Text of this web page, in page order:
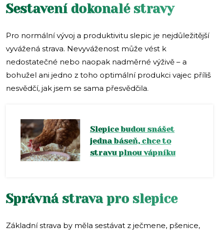
Sestavení dokonalé stravy
Pro normální vývoj a produktivitu slepic je nejdůležitější
vyvážená strava. Nevyváženost může vést k
nedostatečné nebo naopak nadměrné výživě – a
bohužel ani jedno z toho optimální produkci vajec příliš
nesvědčí, jak jsem se sama přesvědčila.
Slepice budou snášet
jedna báseň, chce to
stravu plnou vápníku
Správná strava pro slepice
Základní strava by měla sestávat z ječmene, pšenice,